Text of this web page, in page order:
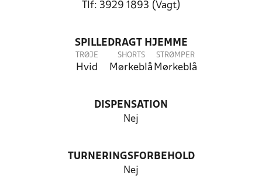
Tlf: 3929 1893 (Vagt)
SPILLEDRAGT HJEMME
TRØJE
Hvid
SHORTS
Mørkeblå
STRØMPER
Mørkeblå
DISPENSATION
Nej
TURNERINGSFORBEHOLD
Nej